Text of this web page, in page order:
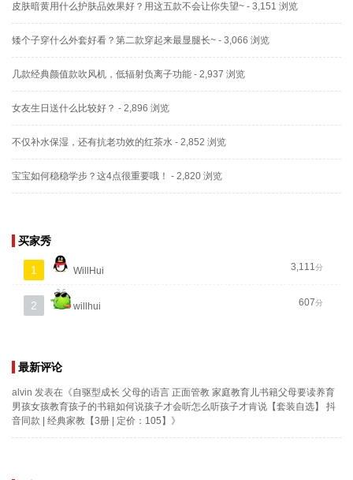
皮肤暗黄用什么护肤品效果好？用这五款不会让你失望~ - 3,151 浏览
矮个子穿什么外套好看？第二款穿起来最显腿长~ - 3,066 浏览
几款经典颜值款吹风机，低辐射负离子功能 - 2,937 浏览
女友生日送什么比较好？ - 2,896 浏览
不仅补水保湿，还有抗老功效的红茶水 - 2,852 浏览
宝宝如何稳稳学步？这4点很重要哦！ - 2,820 浏览
买家秀
1 WillHui 3,111分
2 willhui 607分
最新评论
alvin 发表在《自驱型成长 父母的语言 正面管教 家庭教育儿书籍父母要读养育
男孩女孩教育孩子的书籍如何说孩子才会听怎么听孩子才肯说【套装自选】 抖
音同款 | 经典家教【3册 | 定价：105】 》